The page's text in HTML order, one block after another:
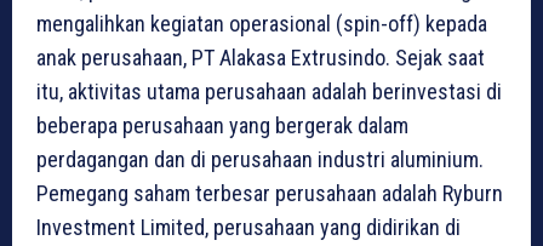
mengalihkan kegiatan operasional (spin-off) kepada
anak perusahaan, PT Alakasa Extrusindo. Sejak saat
itu, aktivitas utama perusahaan adalah berinvestasi di
beberapa perusahaan yang bergerak dalam
perdagangan dan di perusahaan industri aluminium.
Pemegang saham terbesar perusahaan adalah Ryburn
Investment Limited, perusahaan yang didirikan di